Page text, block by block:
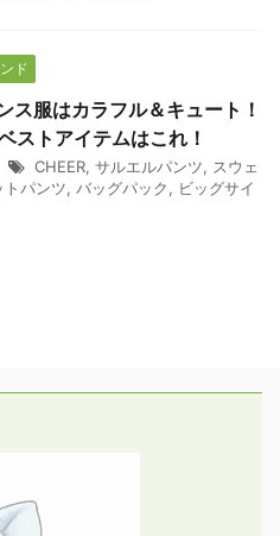
ド
ス服はカラフル＆キュート！
ストアイテムはこれ！
CHEER, サルエルパンツ, スウェ
トパンツ, バッグパック, ビッグサイ